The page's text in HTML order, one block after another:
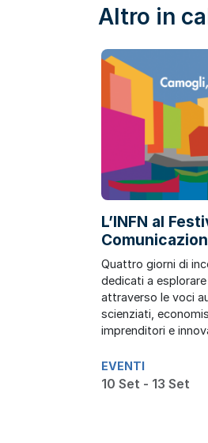
Altro in
L’INFN al
Quattro giorni di
dedicati a
attraverso le voci
scienziati,
imprenditori e
EVENTI
10 Set - 13 Set